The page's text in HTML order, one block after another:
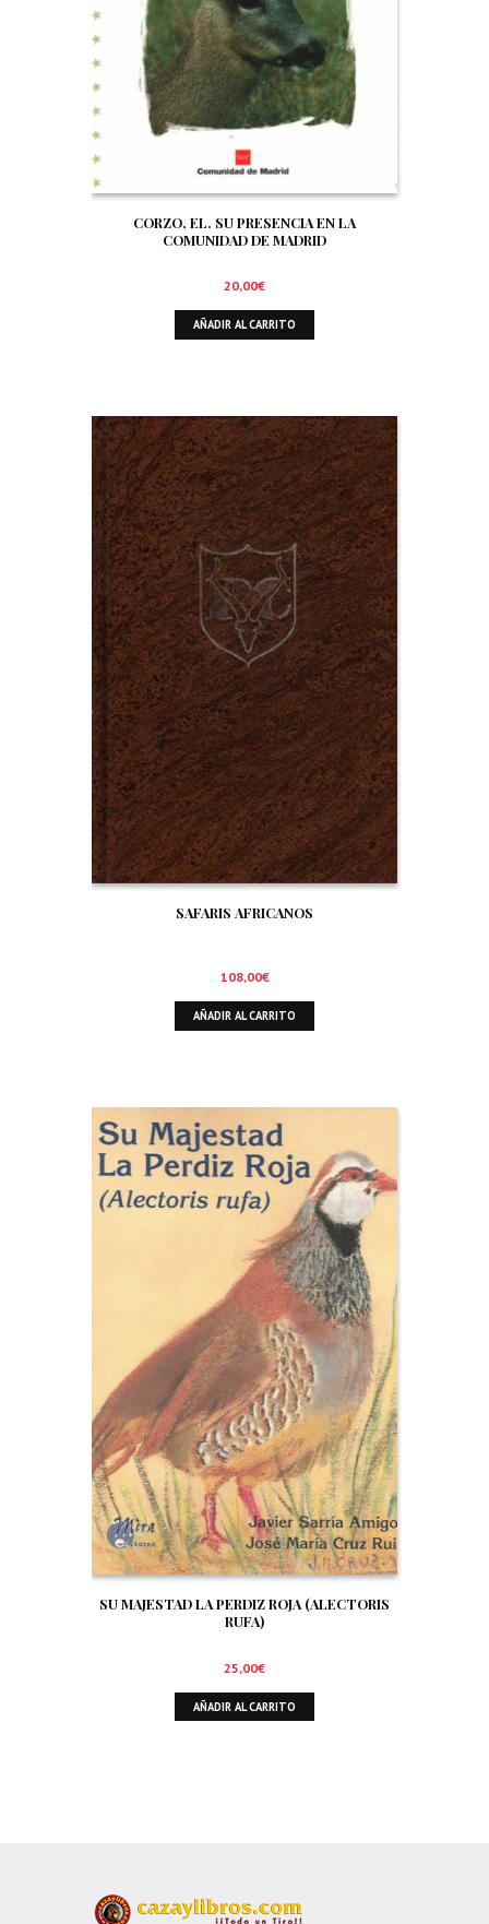
CORZO, EL. SU PRESENCIA EN LA
COMUNIDAD DE MADRID
20,00€
AÑADIR AL CARRITO
SAFARIS AFRICANOS
108,00€
AÑADIR AL CARRITO
SU MAJESTAD LA PERDIZ ROJA (ALECTORIS
RUFA)
25,00€
AÑADIR AL CARRITO